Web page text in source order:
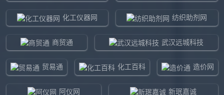
化工仪器网 纺织助剂网
商贸通 武汉远城科技
贸易通 化工百科 造价网
阿仪网 新珉嘉诚